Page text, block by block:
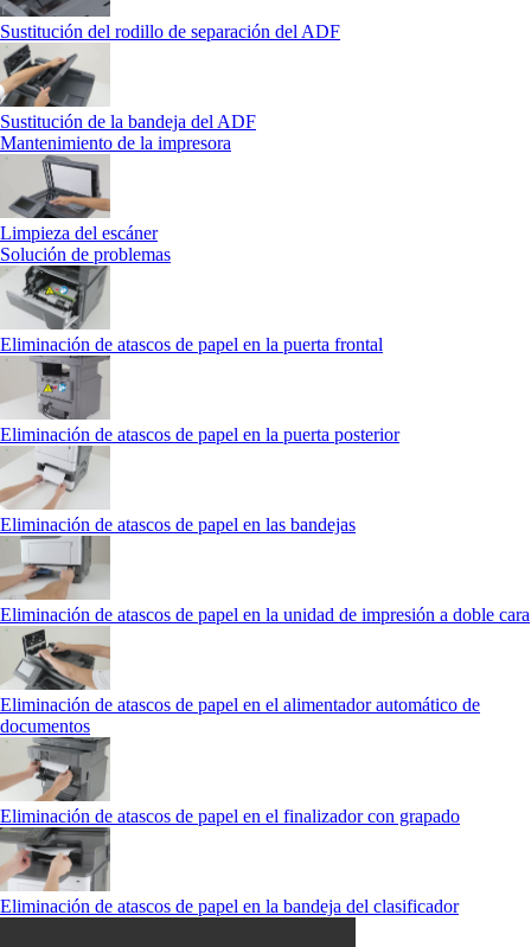
Sustitución del rodillo de separación del ADF
Sustitución de la bandeja del ADF
Mantenimiento de la impresora
Limpieza del escáner
Solución de problemas
Eliminación de atascos de papel en la puerta frontal
Eliminación de atascos de papel en la puerta posterior
Eliminación de atascos de papel en las bandejas
Eliminación de atascos de papel en la unidad de impresión a doble cara
Eliminación de atascos de papel en el alimentador automático de
documentos
Eliminación de atascos de papel en el finalizador con grapado
Eliminación de atascos de papel en la bandeja del clasificador